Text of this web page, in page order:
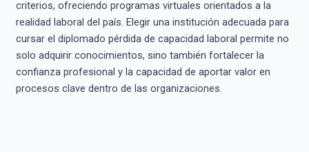
criterios, ofreciendo programas virtuales orientados a la
realidad laboral del país. Elegir una institución adecuada para
cursar el diplomado pérdida de capacidad laboral permite no
solo adquirir conocimientos, sino también fortalecer la
confianza profesional y la capacidad de aportar valor en
procesos clave dentro de las organizaciones.